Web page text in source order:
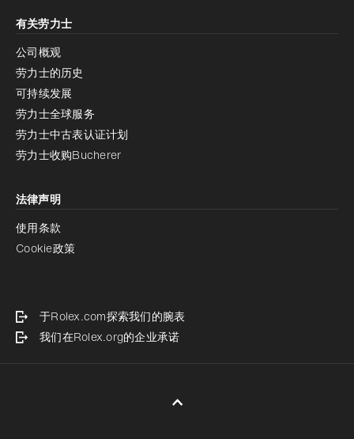
有关劳力士
公司概观
劳力士的历史
可持续发展
劳力士全球服务
劳力士中古表认证计划
劳力士收购Bucherer
法律声明
使用条款
Cookie政策
于Rolex.com探索我们的腕表
我们在Rolex.org的企业承诺